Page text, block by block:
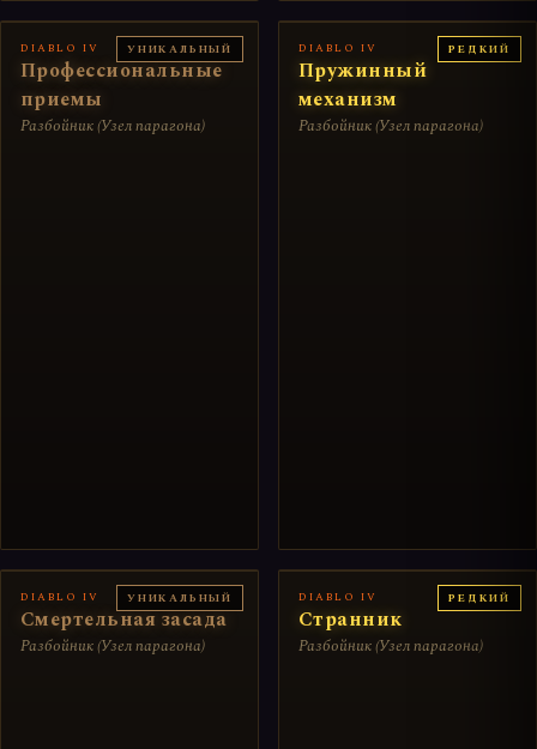
УНИКАЛЬНЫЙ
DIABLO IV
Профессиональные
приемы
Разбойник (Узел парагона)
РЕДКИЙ
DIABLO IV
Пружинный
механизм
Разбойник (Узел парагона)
УНИКАЛЬНЫЙ
DIABLO IV
Смертельная засада
Разбойник (Узел парагона)
РЕДКИЙ
DIABLO IV
Странник
Разбойник (Узел парагона)